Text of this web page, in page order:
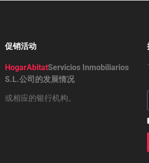
促销活动
HogarAbitatServicios Inmobiliarios
S.L.公司的发展情况
或相应的银行机构。